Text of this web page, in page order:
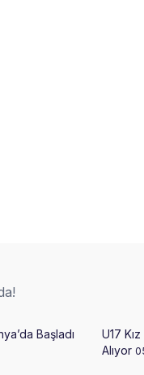
Başladı
U17
Alıyor